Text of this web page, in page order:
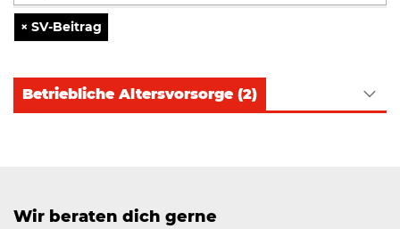
× SV-Beitrag
Betriebliche Altersvorsorge (2)
Wir beraten dich gerne